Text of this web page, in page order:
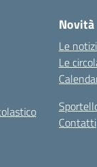
Novità
Le
Le
Contatti